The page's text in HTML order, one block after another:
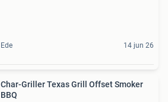
Ede 14 jun 26
Char-Griller Texas Grill Offset Smoker
BBQ